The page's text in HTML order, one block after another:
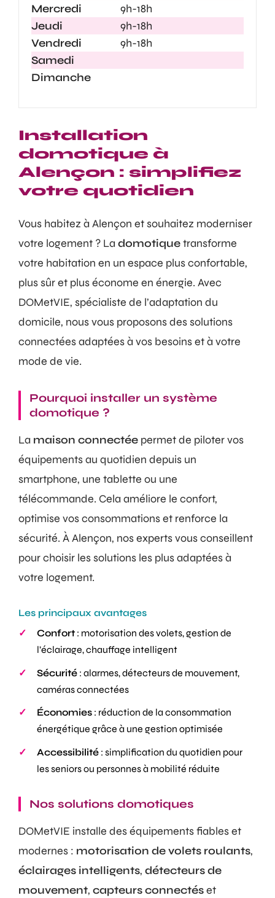
Mercredi
9h-18h
Jeudi
9h-18h
Vendredi
9h-18h
Samedi
Dimanche
Installation
domotique à
Alençon : simplifiez
votre quotidien
Vous habitez à Alençon et souhaitez moderniser
votre logement ? La domotiquetransforme
votre habitation en un espace plus confortable,
plus sûr et plus économe en énergie. Avec
DOMetVIE, spécialiste de l’adaptation du
domicile, nous vous proposons des solutions
connectées adaptées à vos besoins et à votre
mode de vie.
Pourquoi installer un système
domotique ?
La maison connectée permet de piloter vos
équipements au quotidien depuis un
smartphone, une tablette ou une
télécommande. Cela améliore le confort,
optimise vos consommations et renforce la
sécurité. À Alençon, nos experts vous conseillent
pour choisir les solutions les plus adaptées à
votre logement.
Les principaux avantages
Confort : motorisation des volets, gestion de
l’éclairage, chauffage intelligent
Sécurité : alarmes, détecteurs de mouvement,
caméras connectées
Économies : réduction de la consommation
énergétique grâce à une gestion optimisée
Accessibilité : simplification du quotidien pour
les seniors ou personnes à mobilité réduite
Nos solutions domotiques
DOMetVIE installe des équipements fiables et
modernes : motorisation de volets roulants,
éclairages intelligents, détecteurs de
mouvement, capteurs connectéset